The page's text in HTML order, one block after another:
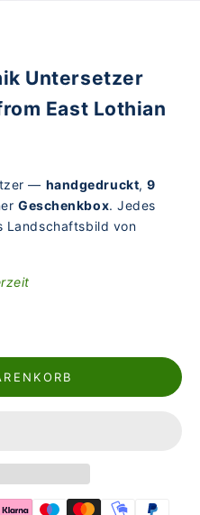
Untersetzer
East Lothian
— handgedruckt,9
Geschenkbox. Jedes
Landschaftsbild von